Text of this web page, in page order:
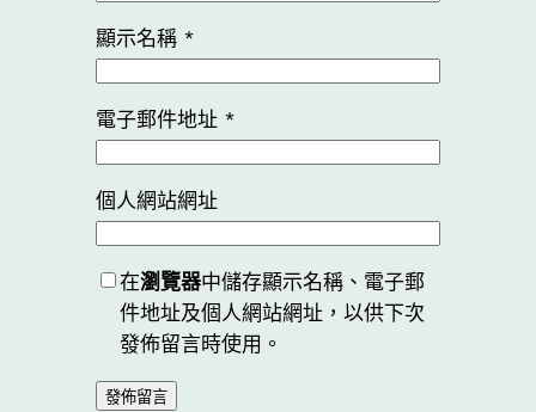
顯示名稱 *
電子郵件地址 *
個人網站網址
在瀏覽器中儲存顯示名稱、電子郵
件地址及個人網站網址，以供下次
發佈留言時使用。